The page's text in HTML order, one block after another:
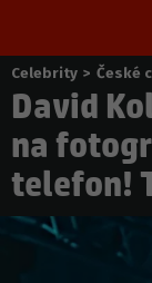
Nacházíte
se
zde:
Celebrity > České
David
na
telefon!